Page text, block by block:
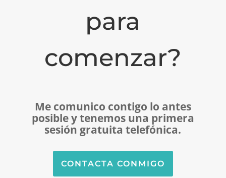
para
comenzar?
Me comunico contigo lo antes
posible y tenemos una primera
sesión gratuita telefónica.
CONTACTA CONMIGO